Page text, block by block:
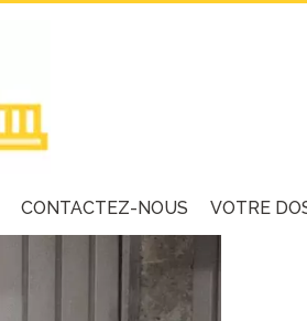
CONTACTEZ-NOUS VOTRE